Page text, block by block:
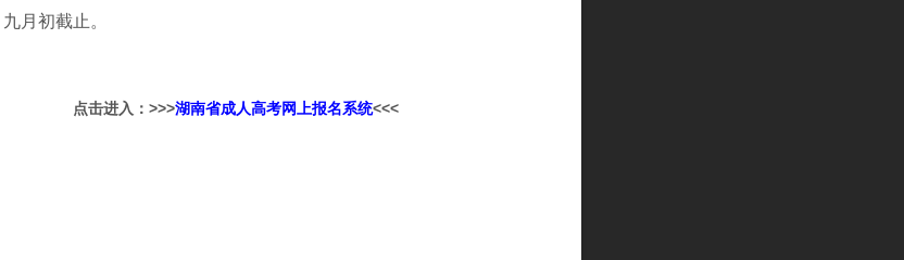
九月初截止。
名。 点击进入：>>>湖南省成人高考网上报名系统<<<